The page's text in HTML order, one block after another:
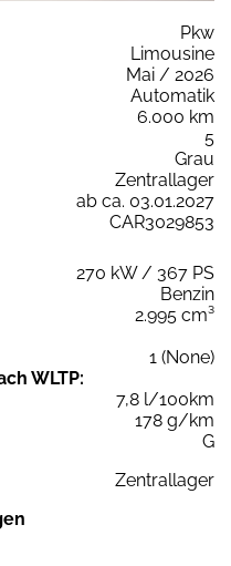
Pkw
Limousine
Mai / 2026
Automatik
6.000 km
5
Grau
Zentrallager
ab ca. 03.01.2027
CAR3029853
270 kW / 367 PS
Benzin
2.995 cm³
1 (None)
WLTP:
7,8 l/100km
178 g/km
G
Zentrallager